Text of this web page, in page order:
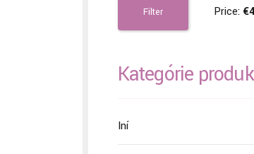
Filter Price:
Kategórie
Iní